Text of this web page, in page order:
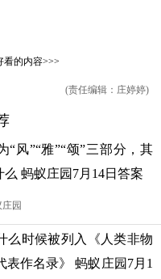
的内容>>>
(责任编辑：庄婷婷)
“风”“雅”“颂”三部分，其
么 蚂蚁庄园7月14日答案
庄园
么时候被列入《人类非物
表作名录》 蚂蚁庄园7月1